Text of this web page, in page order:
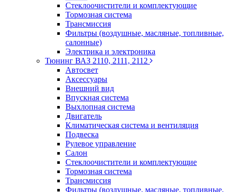
Стеклоочистители и комплектующие
Тормозная система
Трансмиссия
Фильтры (воздушные, масляные, топливные,
салонные)
Электрика и электроника
Тюнинг ВАЗ 2110, 2111, 2112
Автосвет
Аксессуары
Внешний вид
Впускная система
Выхлопная система
Двигатель
Климатическая система и вентиляция
Подвеска
Рулевое управление
Салон
Стеклоочистители и комплектующие
Тормозная система
Трансмиссия
Фильтры (воздушные, масляные, топливные,